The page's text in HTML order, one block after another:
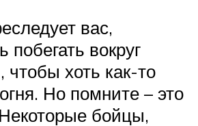
вас,
побегать вокруг
чтобы хоть как-то
Но помните – это
бойцы,